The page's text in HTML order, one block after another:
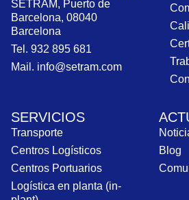
SETRAM, Puerto de
Barcelona, 08040
Barcelona
Tel. 932 895 681
Mail. info@setram.com
SERVICIOS
Transporte
Centros Logísticos
Centros Portuarios
Logística en planta (in-
Blog